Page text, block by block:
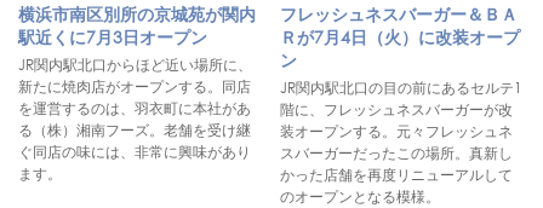
横浜市南区別所の京城苑が関内
駅近くに7月3日オープン
JR関内駅北口からほど近い場所に、
新たに焼肉店がオープンする。同店
を運営するのは、羽衣町に本社があ
る（株）湘南フーズ。老舗を受け継
ぐ同店の味には、非常に興味があり
ます。
フレッシュネスバーガー＆ＢＡ
Ｒが7月4日（火）に改装オープ
ン
JR関内駅北口の目の前にあるセルテ1
階に、フレッシュネスバーガーが改
装オープンする。元々フレッシュネ
スバーガーだったこの場所。真新し
かった店舗を再度リニューアルして
のオープンとなる模様。